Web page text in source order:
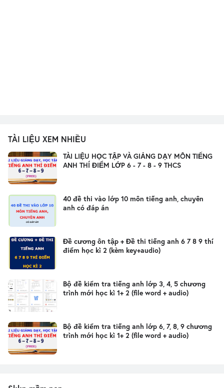
TÀI LIỆU XEM NHIỀU
TÀI LIỆU HỌC TẬP VÀ GIẢNG DẠY MÔN TIẾNG
ANH THÍ ĐIỂM LỚP 6 - 7 - 8 - 9 THCS
40 đề thi vào lớp 10 môn tiếng anh, chuyên
anh có đáp án
Đề cương ôn tập + Đề thi tiếng anh 6 7 8 9 thí
điểm học kì 2 (kèm key+audio)
Bộ đề kiểm tra tiếng anh lớp 3, 4, 5 chương
trình mới học kì 1+ 2 (file word + audio)
Bộ đề kiểm tra tiếng anh lớp 6, 7, 8, 9 chương
trình mới học kì 1+ 2 (file word + audio)